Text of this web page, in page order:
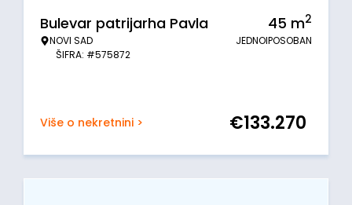
Bulevar patrijarha Pavla
NOVI SAD
ŠIFRA: #575872
45 m2
JEDNOIPOSOBAN
Više o nekretnini > €133.270